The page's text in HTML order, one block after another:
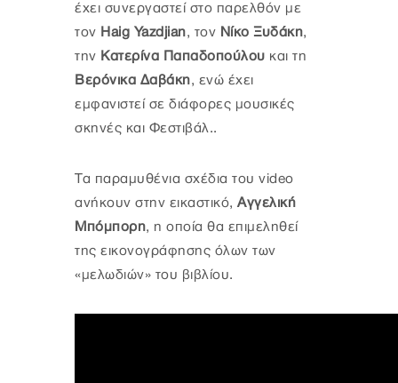
έχει συνεργαστεί στο παρελθόν με
τον Haig Yazdjian, τον Νίκο Ξυδάκη,
την Κατερίνα Παπαδοπούλου και τη
Βερόνικα Δαβάκη, ενώ έχει
εμφανιστεί σε διάφορες μουσικές
σκηνές και Φεστιβάλ..
Τα παραμυθένια σχέδια του video
ανήκουν στην εικαστικό, Αγγελική
Μπόμπορη, η οποία θα επιμεληθεί
της εικονογράφησης όλων των
«μελωδιών» του βιβλίου.